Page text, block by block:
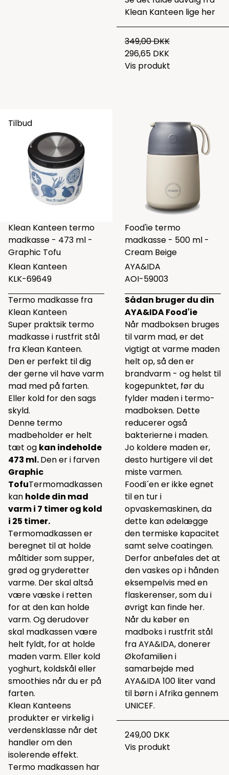
Klean Kanteen lige her
349,00 DKK
296,65 DKK
Vis produkt
Tilbud
Klean Kanteen termo
madkasse - 473 ml -
Graphic Tofu
Klean Kanteen
KLK-69649
Termo madkasse fra
Klean Kanteen
Super praktsik termo
madkasse i rustfrit stål
fra Klean Kanteen.
Den er perfekt til dig
der gerne vil have varm
mad med på farten.
Eller kold for den sags
skyld.
Denne termo
madbeholder er helt
tæt og kan indeholde
473 ml.Den er i farven
Graphic
TofuTermomadkassen
kan holde din mad
varm i 7 timer og kold
i 25 timer.
Termomadkassen er
beregnet til at holde
måltider som supper,
grød og gryderetter
varme. Der skal altså
være væske i retten
for at den kan holde
varm. Og derudover
skal madkassen være
helt fyldt, for at holde
maden varm. Eller kold
yoghurt, koldskål eller
smoothies når du er på
farten.
Klean Kanteens
produkter er virkelig i
verdensklasse når det
handler om den
isolerende effekt.
Termo madkassen har
Food'ie termo
madkasse - 500 ml -
Cream Beige
AYA&IDA
AOI-59003
Sådan bruger du din
AYA&IDA Food'ie
Når madboksen bruges
til varm mad, er det
vigtigt at varme maden
helt op, så den er
brandvarm - og helst til
kogepunktet, før du
fylder maden i termo-
madboksen. Dette
reducerer også
bakterierne i maden.
Jo koldere maden er,
desto hurtigere vil det
miste varmen.
Foodi´en er ikke egnet
til en tur i
opvaskemaskinen, da
dette kan ødelægge
den termiske kapacitet
samt selve coatingen.
Derfor anbefales det at
den vaskes op i hånden
eksempelvis med en
flaskerenser, som du i
øvrigt kan finde her.
Når du køber en
madboks i rustfrit stål
fra AYA&IDA, donerer
Økofamilien i
samarbejde med
AYA&IDA 100 liter vand
til børn i Afrika gennem
UNICEF.
249,00 DKK
Vis produkt